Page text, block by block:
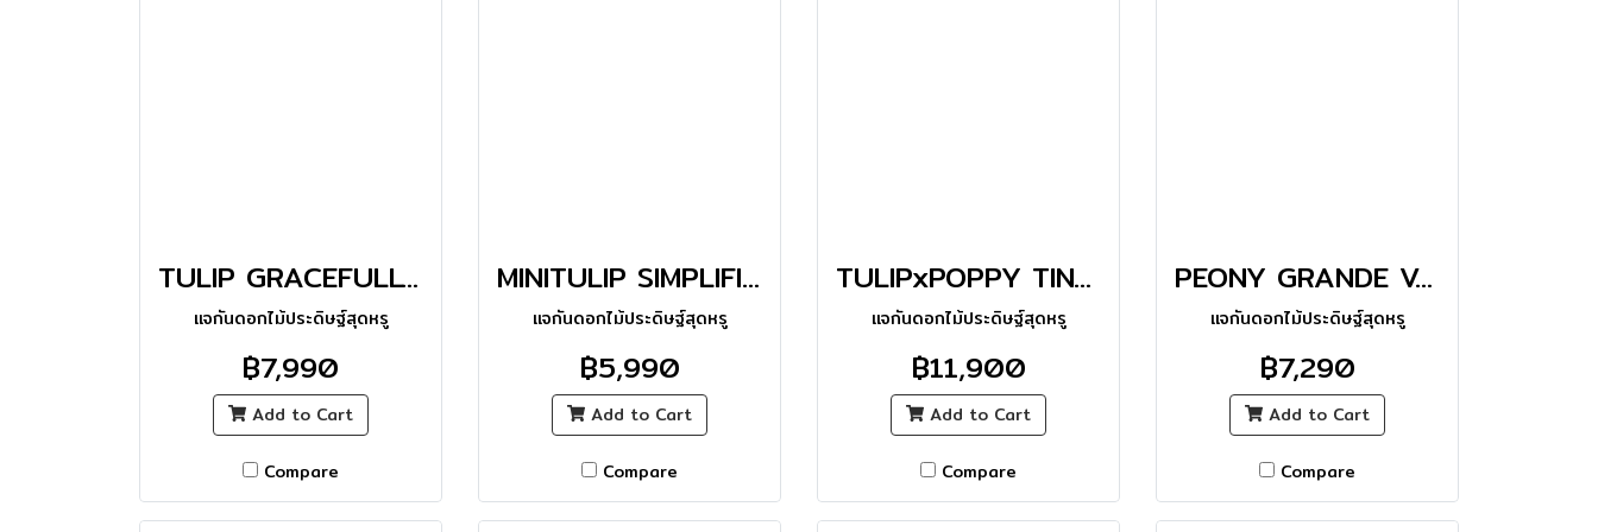
TULIP GRACEFULLY VASE
แจกันดอกไม้ประดิษฐ์สุดหรู
฿7,990
Add to Cart
Compare
MINITULIP SIMPLIFIED STRIPED VASE_M
แจกันดอกไม้ประดิษฐ์สุดหรู
฿5,990
Add to Cart
Compare
TULIPxPOPPY TINY MASTERPIECE VASE_L
แจกันดอกไม้ประดิษฐ์สุดหรู
฿11,900
Add to Cart
Compare
PEONY GRANDE VASE_L
แจกันดอกไม้ประดิษฐ์สุดหรู
฿7,290
Add to Cart
Compare